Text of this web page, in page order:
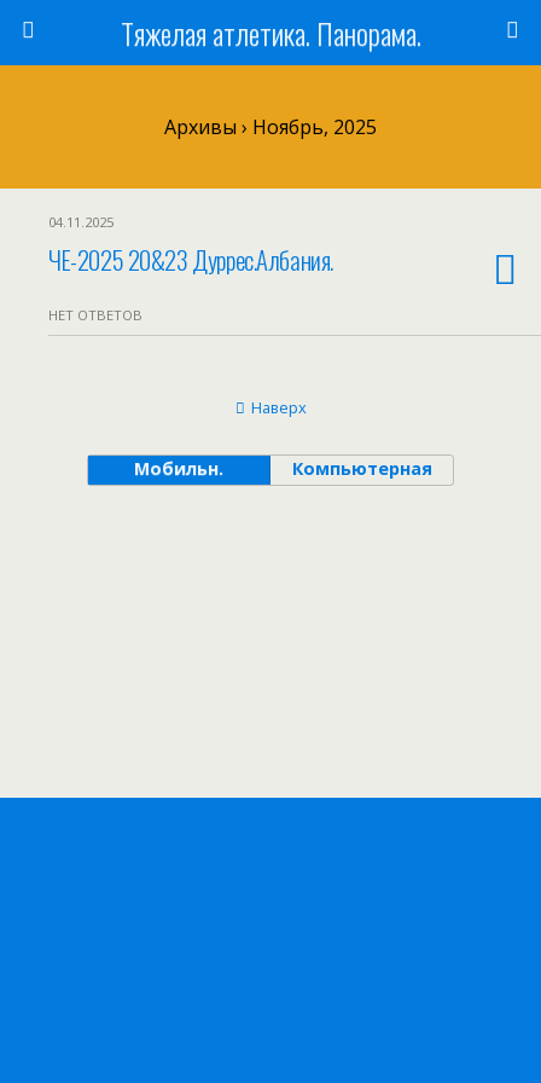
Тяжелая атлетика. Панорама.
Архивы › Ноябрь, 2025
04.11.2025
ЧЕ-2025 20&23 Дуррес.Албания.
НЕТ ОТВЕТОВ
Наверх
Мобильн. Компьютерная